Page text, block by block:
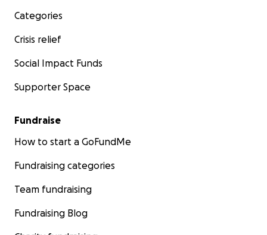
Categories
Crisis relief
Social Impact Funds
Supporter Space
Fundraise
How to start a GoFundMe
Fundraising categories
Team fundraising
Fundraising Blog